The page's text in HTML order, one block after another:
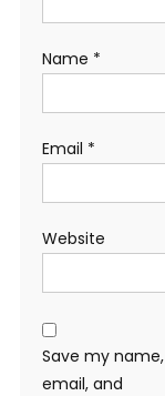
Name *
Email *
Website
Save my name,
email, and